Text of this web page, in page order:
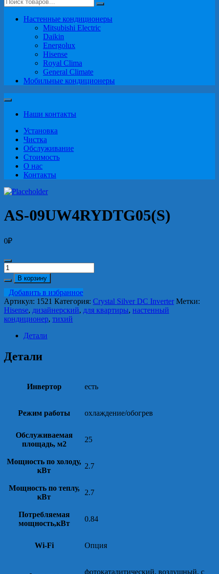
Настенные кондиционеры
Mitsubishi Electric
Daikin
Energolux
Hisense
Royal Clima
General Climate
Мобильные кондиционеры
Наши контакты
Установка
Чистка
Обслуживание
Стоимость
О нас
Контакты
AS-09UW4RYDTG05(S)
0₽
Количество
AS-
09UW4RYDTG05(S)
В корзину
Добавить в избранное
Артикул: 1521 Категория: Crystal Silver DC Inverter Метки:
Hisense, дизайнерский, для квартиры, настенный
кондиционер, тихий
Детали
Детали
Инвертор есть
Режим работы охлаждение/обогрев
Обслуживаемая
площадь, м2
25
Мощность по холоду,
кВт
2.7
Мощность по теплу,
кВт
2.7
Потребляемая
мощность,кВт
0.84
Wi-Fi Опция
фотокаталитический, воздушный, с